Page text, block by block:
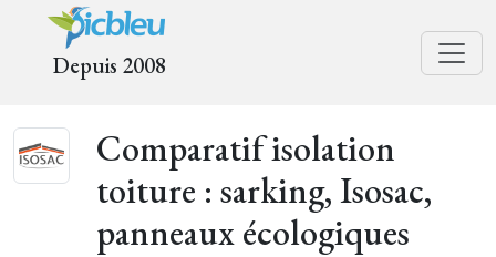
Depuis 2008
Comparatif isolation
toiture : sarking, Isosac,
panneaux écologiques